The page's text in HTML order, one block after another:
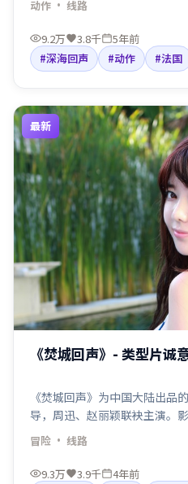
剧情围绕人物抉择与命运碰撞
碑与线上点播人群观看。
动作 · 线路
9.2万 3.8千
5年前
#深海回声
#动作 #法国
最新
《焚城回声》- 类型片诚
《焚城回声》为中国大陆出品
导，周迅、赵丽颖联袂主演。
感，适合检索「冒险电影」「
关键词。剧情围绕人物抉择与
合院线口碑与线上点播人群观看
冒险 · 线路
9.3万 3.9千
4年前